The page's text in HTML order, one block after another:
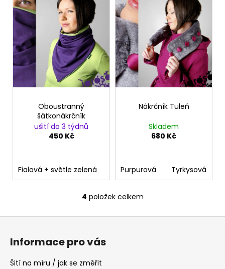
Oboustranný
šátkonákrčník
ušití do 3 týdnů
450 Kč
Fialová + světle zelená Vlastní výběr
Nákrčník Tuleň
Skladem
680 Kč
Purpurová Tyrkysová
O
v
4 položek celkem
u
e
m
e
Informace pro vás
Šití na míru / jak se změřit